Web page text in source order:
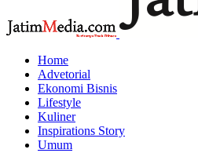
Home
Advetorial
Ekonomi Bisnis
Lifestyle
Kuliner
Inspirations Story
Umum